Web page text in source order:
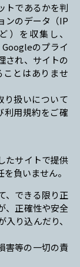
トであるかを判
ンのデータ（IP
）を収集し、
のプライ
され、サイトの
とはありませ
り扱いについて
利用規約をご確
たサイトで提供
負いません。
、できる限り正
、正確性や安全
り込んだり、
害等の一切の責